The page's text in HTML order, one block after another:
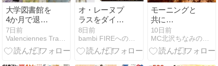
大学図書館を
4か月で退
職。８月から
は専門図書館
へ
7日前
オ・レーヌプ
ラスをダイソ
ーで見つけた
ら買い？価格
以上の機能を
8日前
bambi FIREへの道 ブログアフィリエイト編
モーニングと
共に…
10日前
MC北沢ちなみのシンプルライフワークと女磨き